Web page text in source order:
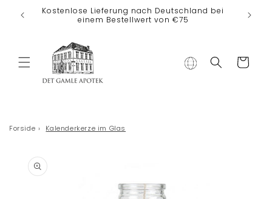
Direkt zum
Inhalt
Kostenlose Lieferung nach Deutschland bei
einem Bestellwert von €75
Warenkorb
Forside › Kalenderkerze im Glas